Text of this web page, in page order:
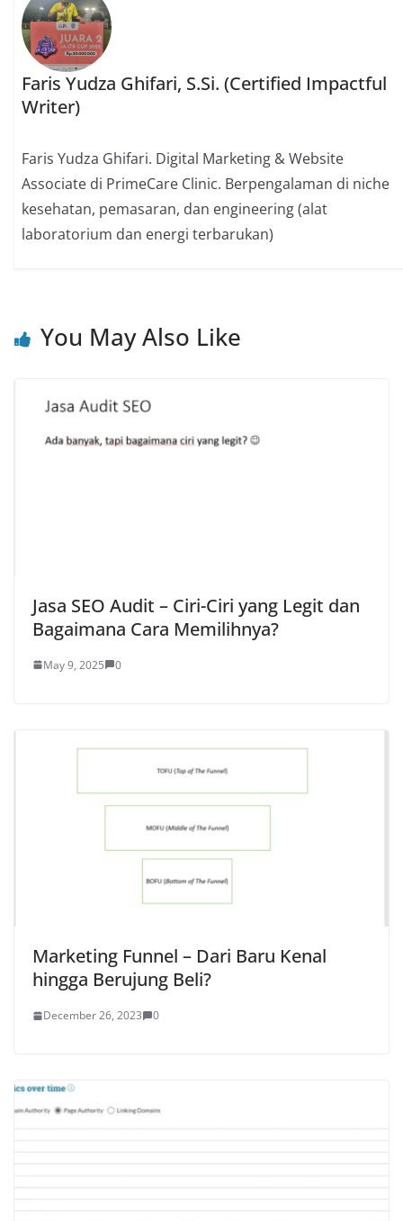
Faris Yudza Ghifari, S.Si. (Certified Impactful
Writer)
Faris Yudza Ghifari. Digital Marketing & Website
Associate di PrimeCare Clinic. Berpengalaman di niche
kesehatan, pemasaran, dan engineering (alat
laboratorium dan energi terbarukan)
You May Also Like
Jasa SEO Audit – Ciri-Ciri yang Legit dan
Bagaimana Cara Memilihnya?
May 9, 2025 0
Marketing Funnel – Dari Baru Kenal
hingga Berujung Beli?
December 26, 2023 0